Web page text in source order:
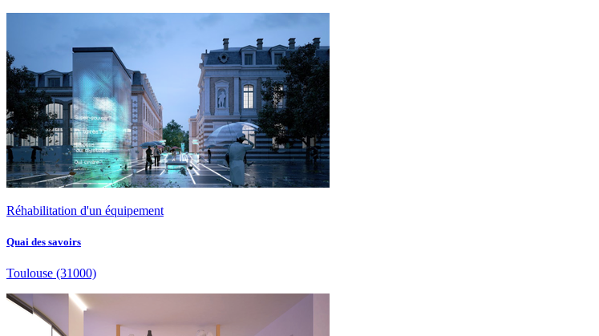
Réhabilitation d'un équipement
Quai des savoirs
Toulouse (31000)